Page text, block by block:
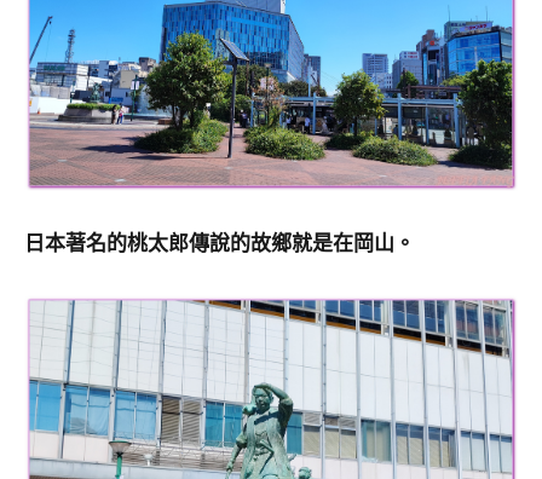
日本著名的桃太郎傳說的故鄉就是在岡山。